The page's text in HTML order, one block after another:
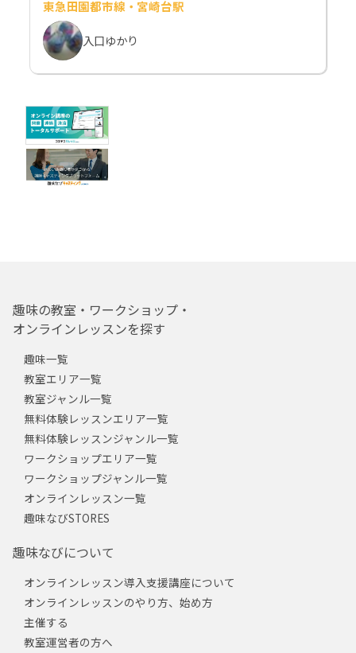
東急田園都市線・宮崎台駅
入口ゆかり
趣味の教室・ワークショップ・
オンラインレッスンを探す
趣味一覧
教室エリア一覧
教室ジャンル一覧
無料体験レッスンエリア一覧
無料体験レッスンジャンル一覧
ワークショップエリア一覧
ワークショップジャンル一覧
オンラインレッスン一覧
趣味なびSTORES
趣味なびについて
オンラインレッスン導入支援講座について
オンラインレッスンのやり方、始め方
主催する
教室運営者の方へ